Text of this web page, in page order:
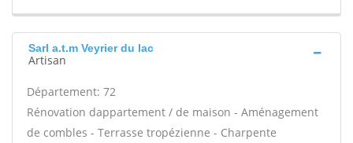
Sarl a.t.m Veyrier du lac
Artisan
Département: 72
Rénovation dappartement / de maison - Aménagement
de combles - Terrasse tropézienne - Charpente